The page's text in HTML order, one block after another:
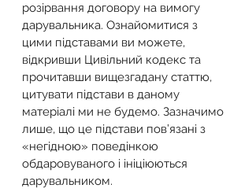
розірвання договору на вимогу
дарувальника. Ознайомитися з
цими підставами ви можете,
відкривши Цивільний кодекс та
прочитавши вищезгадану статтю,
цитувати підстави в даному
матеріалі ми не будемо. Зазначимо
лише, що це підстави пов’язані з
«негідною» поведінкою
обдаровуваного і ініціюються
дарувальником.